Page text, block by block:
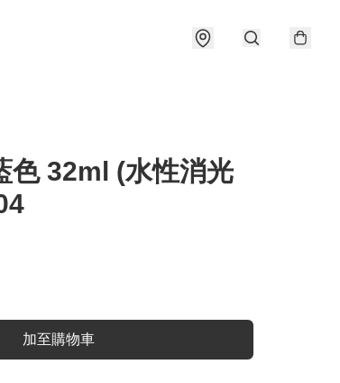
色 32ml (水性消光
加至購物車